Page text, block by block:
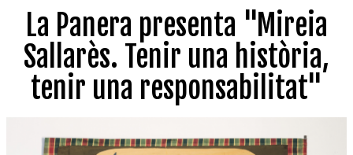
La Panera presenta "Mireia
Sallarès. Tenir una història,
tenir una responsabilitat"